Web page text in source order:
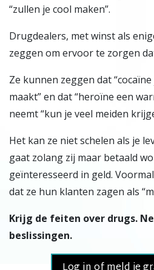
“zullen je cool maken”.
Drugdealers, met winst als
zeggen om ervoor te zorgen
Ze kunnen zeggen dat
maakt” en dat “heroïne een
neemt “kun je veel meiden
Het kan ze niet schelen als je
gaat zolang zij maar betaald
geïnteresseerd in geld.
dat ze hun klanten zagen als
Krijg de feiten over drugs.
beslissingen.